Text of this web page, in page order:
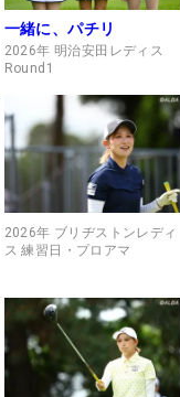
一緒に、パチリ
2026年 明治安田レディス
Round1
2026年 ブリヂストンレディ
ス 練習日・プロアマ